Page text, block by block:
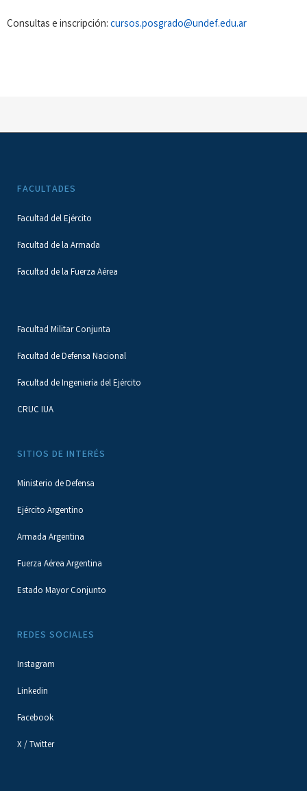
Consultas e inscripción:cursos.posgrado@undef.edu.ar
FACULTADES
Facultad del Ejército
Facultad de la Armada
Facultad de la Fuerza Aérea
Facultad Militar Conjunta
Facultad de Defensa Nacional
Facultad de Ingeniería del Ejército
CRUC IUA
SITIOS DE INTERÉS
Ministerio de Defensa
Ejército Argentino
Armada Argentina
Fuerza Aérea Argentina
Estado Mayor Conjunto
REDES SOCIALES
Instagram
Linkedin
Facebook
X / Twitter